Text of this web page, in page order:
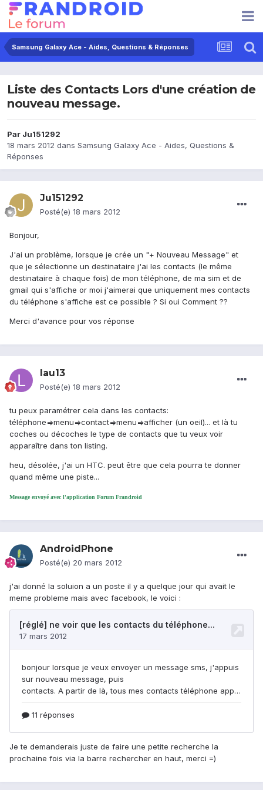
Samsung Galaxy Ace - Aides, Questions & Réponses
Liste des Contacts Lors d'une création de
nouveau message.
Par Ju151292
18 mars 2012 dans Samsung Galaxy Ace - Aides, Questions &
Réponses
Ju151292
Posté(e) 18 mars 2012
Bonjour,
J'ai un problème, lorsque je crée un "+ Nouveau Message" et
que je sélectionne un destinataire j'ai les contacts (le même
destinataire à chaque fois) de mon téléphone, de ma sim et de
gmail qui s'affiche or moi j'aimerai que uniquement mes contacts
du téléphone s'affiche est ce possible ? Si oui Comment ??
Merci d'avance pour vos réponse
lau13
Posté(e) 18 mars 2012
tu peux paramétrer cela dans les contacts:
téléphone=>menu=>contact=>menu=>afficher (un oeil)... et là tu
coches ou décoches le type de contacts que tu veux voir
apparaître dans ton listing.
heu, désolée, j'ai un HTC. peut être que cela pourra te donner
quand même une piste...
Message envoyé avec l'application Forum Frandroid
AndroidPhone
Posté(e) 20 mars 2012
j'ai donné la soluion a un poste il y a quelque jour qui avait le
meme probleme mais avec facebook, le voici :
Je te demanderais juste de faire une petite recherche la
prochaine fois via la barre rechercher en haut, merci =)